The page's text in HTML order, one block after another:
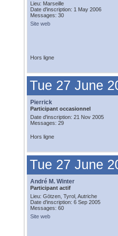
Lieu: Marseille
Date d'inscription: 1 May 2006
Messages: 30
Site web
Hors ligne
Tue 27 June
Pierrick
Participant occasionnel
Date d'inscription: 21 Nov 2005
Messages: 29
Hors ligne
Tue 27 June
André M. Winter
Participant actif
Lieu: Götzen, Tyrol, Autriche
Date d'inscription: 6 Sep 2005
Messages: 60
Site web